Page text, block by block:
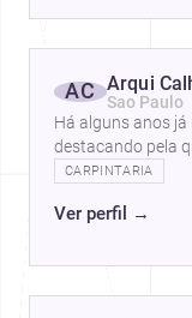
AC Arqui
Sao Paulo
Há alguns anos já
destacando pela
de alta qualidade.
CARPINTARIA
Ver perfil →